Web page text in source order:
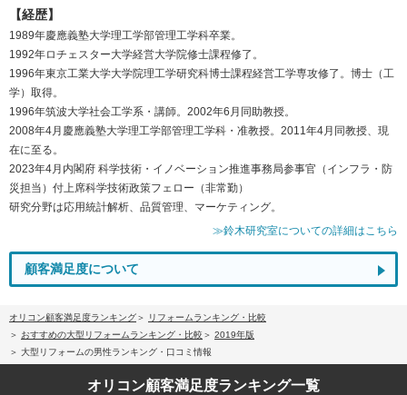
【経歴】
1989年慶應義塾大学理工学部管理工学科卒業。
1992年ロチェスター大学経営大学院修士課程修了。
1996年東京工業大学大学院理工学研究科博士課程経営工学専攻修了。博士（工
学）取得。
1996年筑波大学社会工学系・講師。2002年6月同助教授。
2008年4月慶應義塾大学理工学部管理工学科・准教授。2011年4月同教授、現
在に至る。
2023年4月内閣府 科学技術・イノベーション推進事務局参事官（インフラ・防
災担当）付上席科学技術政策フェロー（非常勤）
研究分野は応用統計解析、品質管理、マーケティング。
≫鈴木研究室についての詳細はこちら
顧客満足度について
オリコン顧客満足度ランキング
リフォームランキング・比較
おすすめの大型リフォームランキング・比較
2019年版
大型リフォームの男性ランキング・口コミ情報
オリコン顧客満足度ランキング一覧